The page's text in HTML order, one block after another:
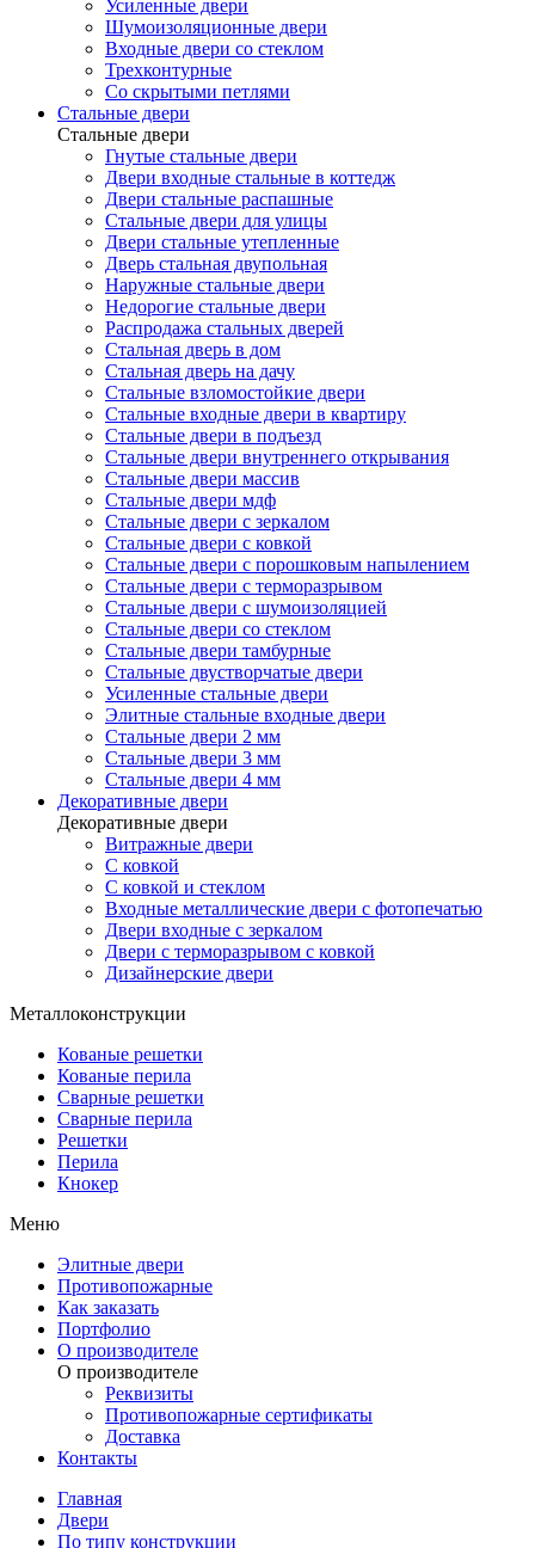
Усиленные двери
Шумоизоляционные двери
Входные двери со стеклом
Трехконтурные
Со скрытыми петлями
Стальные двери
Стальные двери
Гнутые стальные двери
Двери входные стальные в коттедж
Двери стальные распашные
Стальные двери для улицы
Двери стальные утепленные
Дверь стальная двупольная
Наружные стальные двери
Недорогие стальные двери
Распродажа стальных дверей
Стальная дверь в дом
Стальная дверь на дачу
Стальные взломостойкие двери
Стальные входные двери в квартиру
Стальные двери в подъезд
Стальные двери внутреннего открывания
Стальные двери массив
Стальные двери мдф
Стальные двери с зеркалом
Стальные двери с ковкой
Стальные двери с порошковым напылением
Стальные двери с терморазрывом
Стальные двери с шумоизоляцией
Стальные двери со стеклом
Стальные двери тамбурные
Стальные двустворчатые двери
Усиленные стальные двери
Элитные стальные входные двери
Стальные двери 2 мм
Стальные двери 3 мм
Стальные двери 4 мм
Декоративные двери
Декоративные двери
Витражные двери
С ковкой
С ковкой и стеклом
Входные металлические двери с фотопечатью
Двери входные с зеркалом
Двери с терморазрывом с ковкой
Дизайнерские двери
Металлоконструкции
Кованые решетки
Кованые перила
Сварные решетки
Сварные перила
Решетки
Перила
Кнокер
Меню
Элитные двери
Противопожарные
Как заказать
Портфолио
О производителе
О производителе
Реквизиты
Противопожарные сертификаты
Доставка
Контакты
Главная
Двери
По типу конструкции